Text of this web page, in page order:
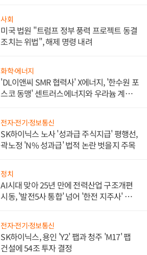
사회
미국 법원 "트럼프 정부 풍력 프로젝트 동결
조치는 위법", 해제 명령 내려
화학·에너지
'DL이앤씨 SMR 협력사' X에너지, '한수원 포
스코 동맹' 센트러스에너지와 우라늄 계약
전자·전기·정보통신
SK하이닉스 노사 '성과급 주식지급' 평행선,
곽노정 'N% 성과급' 법적 논란 벗을지 주목
정치
AI시대 맞아 25년 만에 전력산업 구조개편
시동, '발전5사 통합' 넘어 '한전 지주사' 재편
전자·전기·정보통신
SK하이닉스, 용인 'Y2' 팹과 청주 'M17' 팹
건설에 54조 투자 결정